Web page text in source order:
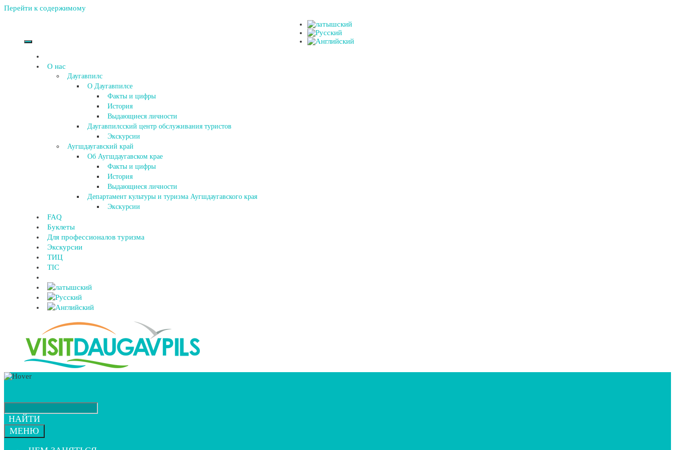
Перейти к содержимому
О нас
Даугавпилс
О Даугавпилсе
Факты и цифры
История
Выдающиеся личности
Даугавпилсский центр обслуживания туристов
Экскурсии
Аугшдаугавский край
Об Аугшдаугавском крае
Факты и цифры
История
Выдающиеся личности
Департамент культуры и туризма Аугшдаугавского края
Экскурсии
FAQ
Буклеты
Для профессионалов туризма
Экскурсии
ТИЦ
TIC
НАЙТИ
МЕНЮ